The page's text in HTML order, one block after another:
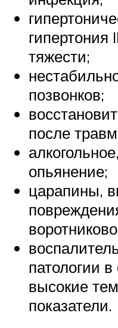
гипертония
тяжести;
позвонков;
после
опьянение;
царапины,
патологии
высокие
показатели.